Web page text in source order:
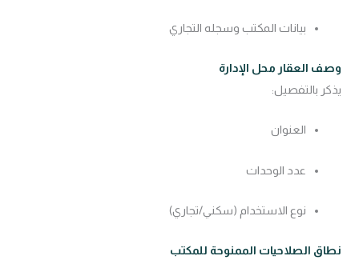
بيانات المكتب وسجله التجاري
وصف العقار محل الإدارة
يذكر بالتفصيل:
العنوان
عدد الوحدات
نوع الاستخدام (سكني/تجاري)
نطاق الصلاحيات الممنوحة للمكتب